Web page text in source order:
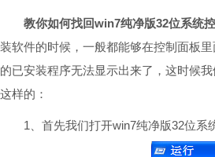
教你如何找回win7纯净版32位系
装软件的时候，一般都能够在控制面板
的已安装程序无法显示出来了，这时候
这样的：
1、首先我们打开win7纯净版32位系统